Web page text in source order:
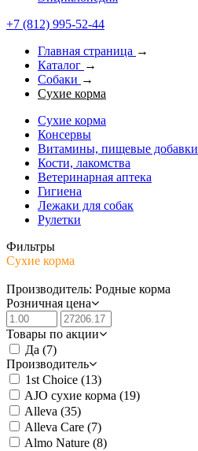
+7 (812) 995-52-44
Главная страница →
Каталог →
Собаки →
Сухие корма
Сухие корма
Консервы
Витамины, пищевые добавки
Кости, лакомства
Ветеринарная аптека
Гигиена
Лежаки для собак
Рулетки
Фильтры
Сухие корма
Производитель: Родные корма
Розничная цена
Товары по акции
Да (7)
Производитель
1st Choice (13)
AJO сухие корма (19)
Alleva (35)
Alleva Care (7)
Almo Nature (8)